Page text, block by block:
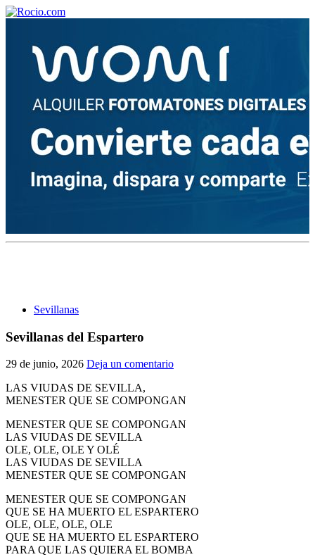
Sevillanas
Sevillanas del Espartero
29 de junio, 2026 Deja un comentario
LAS VIUDAS DE SEVILLA,
MENESTER QUE SE COMPONGAN
MENESTER QUE SE COMPONGAN
LAS VIUDAS DE SEVILLA
OLE, OLE, OLE Y OLÉ
LAS VIUDAS DE SEVILLA
MENESTER QUE SE COMPONGAN
MENESTER QUE SE COMPONGAN
QUE SE HA MUERTO EL ESPARTERO
OLE, OLE, OLE, OLE
QUE SE HA MUERTO EL ESPARTERO
PARA QUE LAS QUIERA EL BOMBA